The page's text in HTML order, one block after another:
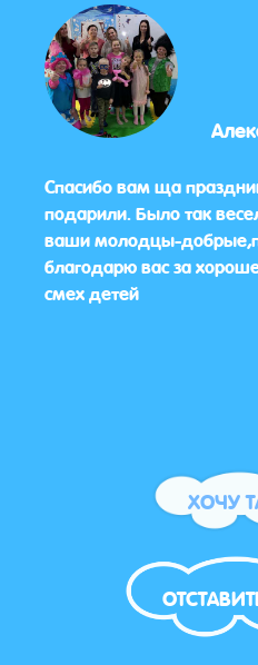
Спасибо вам ща
подарили. Было так
ваши молодцы-
благодарю вас за
смех детей
ХОЧУ